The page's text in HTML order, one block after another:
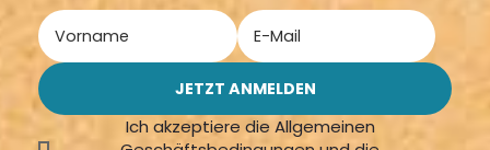
Ich akzeptiere die Allgemeinen